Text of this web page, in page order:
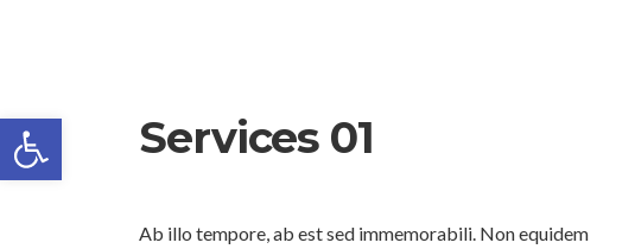
Open toolbarServices 01
Ab illo tempore, ab est sed immemorabili. Non equidem